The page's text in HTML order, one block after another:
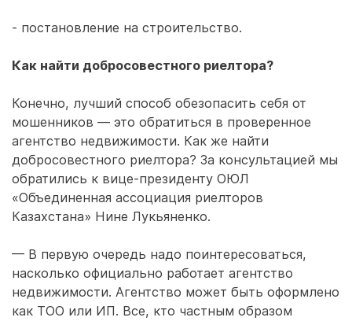
- постановление на строительство.
Как найти добросовестного риелтора?
Конечно, лучший способ обезопасить себя от
мошенников — это обратиться в проверенное
агентство недвижимости. Как же найти
добросовестного риелтора? За консультацией мы
обратились к вице-президенту ОЮЛ
«Объединенная ассоциация риелторов
Казахстана» Нине Лукьяненко.
— В первую очередь надо поинтересоваться,
насколько официально работает агентство
недвижимости. Агентство может быть оформлено
как ТОО или ИП. Все, кто частным образом